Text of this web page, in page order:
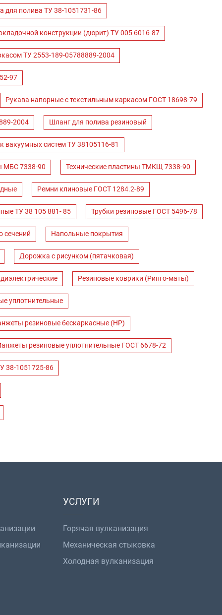
для полива ТУ 38-1051731-86
конструкции (дюрит) ТУ 005 6016-87
ТУ 2553-189-05788889-2004
97
Рукава напорные с текстильным каркасом ГОСТ 18698-79
2004 Шланг для полива резиновый
вакуумных систем ТУ 38105116-81
МБС 7338-90 Технические пластины ТМКЩ 7338-90
Ремни клиновые ГОСТ 1284.2-89
ТУ 38 105 881- 85 Трубки резиновые ГОСТ 5496-78
сечений Напольные покрытия
Дорожка с рисунком (пятачковая)
Резиновые коврики (Ринго-маты)
уплотнительные
резиновые бескаркасные (НР)
резиновые уплотнительные ГОСТ 6678-72
38-1051725-86
УСЛУГИ
Горячая вулканизация
Механическая стыковка
Холодная вулканизация